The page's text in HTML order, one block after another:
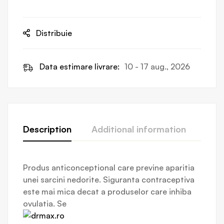
Distribuie
Data estimare livrare: 10 - 17 aug., 2026
Description Additional information
Produs anticonceptional care previne aparitia
unei sarcini nedorite. Siguranta contraceptiva
este mai mica decat a produselor care inhiba
ovulatia. Se